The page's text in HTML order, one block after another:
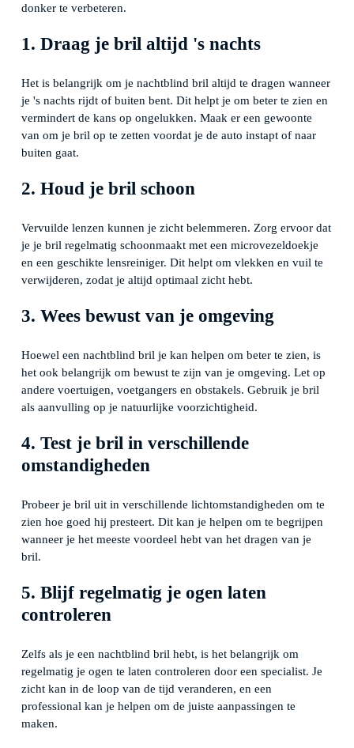
donker te verbeteren.
1. Draag je bril altijd 's nachts
Het is belangrijk om je nachtblind bril altijd te dragen wanneer
je 's nachts rijdt of buiten bent. Dit helpt je om beter te zien en
vermindert de kans op ongelukken. Maak er een gewoonte
van om je bril op te zetten voordat je de auto instapt of naar
buiten gaat.
2. Houd je bril schoon
Vervuilde lenzen kunnen je zicht belemmeren. Zorg ervoor dat
je je bril regelmatig schoonmaakt met een microvezeldoekje
en een geschikte lensreiniger. Dit helpt om vlekken en vuil te
verwijderen, zodat je altijd optimaal zicht hebt.
3. Wees bewust van je omgeving
Hoewel een nachtblind bril je kan helpen om beter te zien, is
het ook belangrijk om bewust te zijn van je omgeving. Let op
andere voertuigen, voetgangers en obstakels. Gebruik je bril
als aanvulling op je natuurlijke voorzichtigheid.
4. Test je bril in verschillende
omstandigheden
Probeer je bril uit in verschillende lichtomstandigheden om te
zien hoe goed hij presteert. Dit kan je helpen om te begrijpen
wanneer je het meeste voordeel hebt van het dragen van je
bril.
5. Blijf regelmatig je ogen laten
controleren
Zelfs als je een nachtblind bril hebt, is het belangrijk om
regelmatig je ogen te laten controleren door een specialist. Je
zicht kan in de loop van de tijd veranderen, en een
professional kan je helpen om de juiste aanpassingen te
maken.